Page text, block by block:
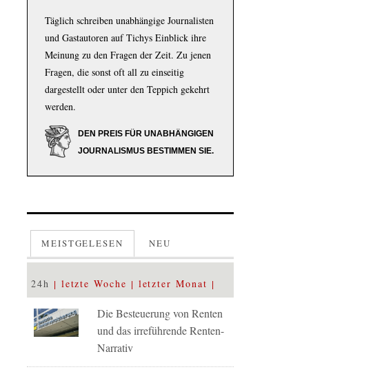
Täglich schreiben unabhängige Journalisten
und Gastautoren auf Tichys Einblick ihre
Meinung zu den Fragen der Zeit. Zu jenen
Fragen, die sonst oft all zu einseitig
dargestellt oder unter den Teppich gekehrt
werden.
DEN PREIS FÜR UNABHÄNGIGEN
JOURNALISMUS BESTIMMEN SIE.
MEISTGELESEN NEU
24h letzte Woche letzter Monat
Die Besteuerung von Renten
und das irreführende Renten-
Narrativ